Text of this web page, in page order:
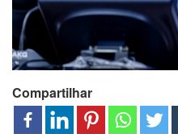
Compartilhar